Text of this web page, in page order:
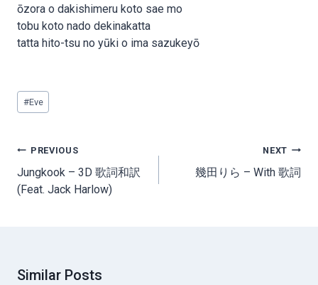
ōzora o dakishimeru koto sae mo
tobu koto nado dekinakatta
tatta hito-tsu no yūki o ima sazukeyō
Post
Tags:
#Eve
Post
navigation
PREVIOUS
Jungkook – 3D 歌詞和訳
(Feat. Jack Harlow)
NEXT
幾田りら – With 歌詞
Similar Posts